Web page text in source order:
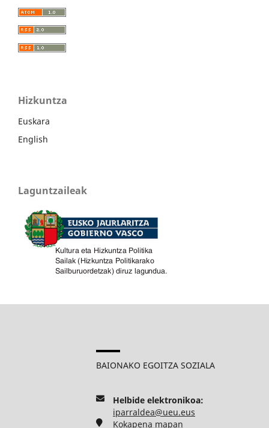
Hizkuntza
Euskara
English
Laguntzaileak
BAIONAKO EGOITZA SOZIALA
Helbide elektronikoa:
iparraldea@ueu.eus
Kokapena mapan